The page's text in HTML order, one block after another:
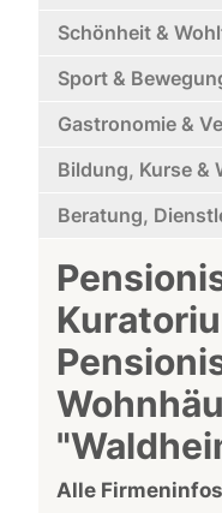
Schönheit &
Sport &
Gastronomie &
Bildung, Kurse &
Beratung,
Alle Firmeninfos